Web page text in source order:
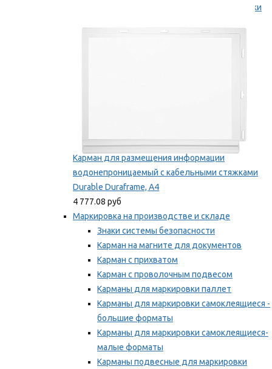
Самоклеящиеся информационные рамки
Карман для размещения информации
водонепроницаемый с кабельными стяжками
Durable Duraframe, А4
4 777.08 руб
Маркировка на производстве и складе
Знаки системы безопасности
Карман на магните для документов
Карман с прихватом
Карман с проволочным подвесом
Карманы для маркировки паллет
Карманы для маркировки самоклеящиеся -
большие форматы
Карманы для маркировки самоклеящиеся-
малые форматы
Карманы подвесные для маркировки